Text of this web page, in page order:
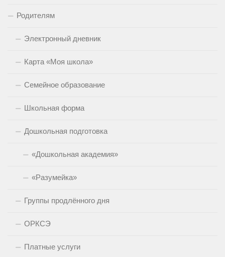
Родителям
Электронный дневник
Карта «Моя школа»
Семейное образование
Школьная форма
Дошкольная подготовка
«Дошкольная академия»
«Разумейка»
Группы продлённого дня
ОРКСЭ
Платные услуги